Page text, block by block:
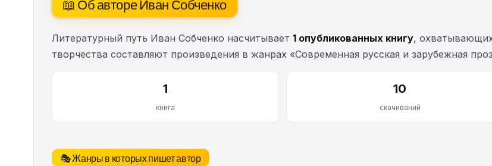
Литературный путь Иван Собченко насчитывает 1 опубликованных книгу,
творчества составляют произведения в жанрах «Современная русская и зарубежная
1
книга
10
скачиваний
🎭 Жанры в которых пишет автор